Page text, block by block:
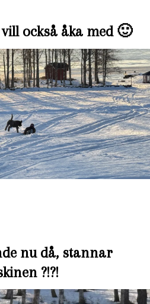
också åka med 🙂
nu då, stannar
?!?!